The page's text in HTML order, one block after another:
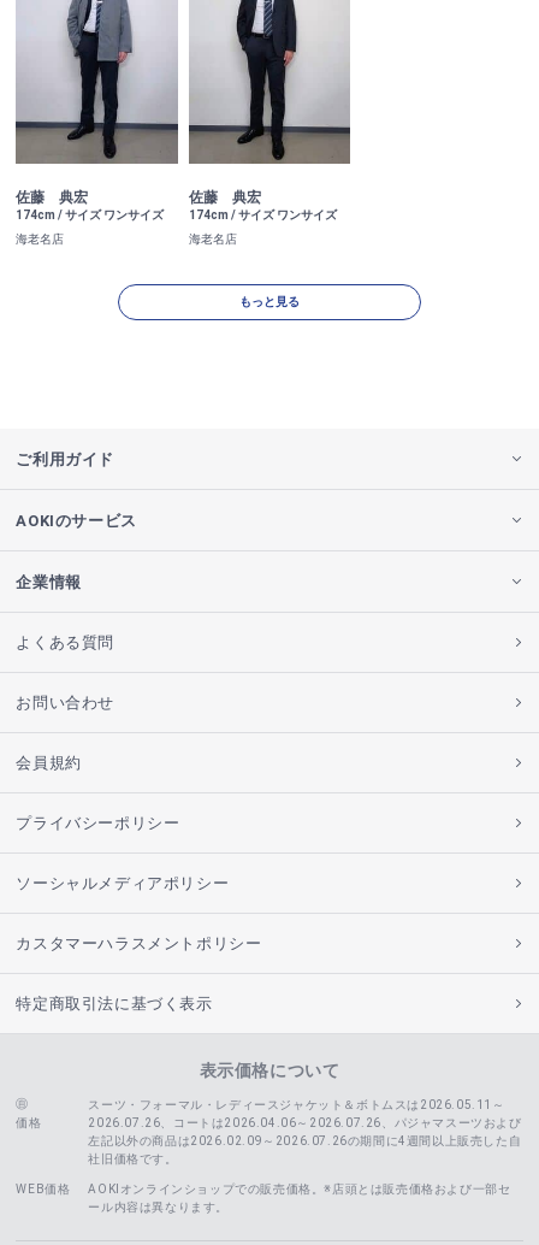
佐藤 典宏
174cm / サイズ ワンサイズ
海老名店
佐藤 典宏
174cm / サイズ ワンサイズ
海老名店
もっと見る
ご利用ガイド
AOKIのサービス
企業情報
よくある質問
お問い合わせ
会員規約
プライバシーポリシー
ソーシャルメディアポリシー
カスタマーハラスメントポリシー
特定商取引法に基づく表示
表示価格について
価格
スーツ・フォーマル・レディースジャケット＆ボトムスは2026.05.11～
2026.07.26、コートは2026.04.06～2026.07.26、 パジャマスーツおよび
左記以外の商品は2026.02.09～2026.07.26の期間に4週間以上販売した自
社旧価格です。
WEB価格
AOKIオンラインショップでの販売価格。※店頭とは販売価格および一部セ
ール内容は異なります。